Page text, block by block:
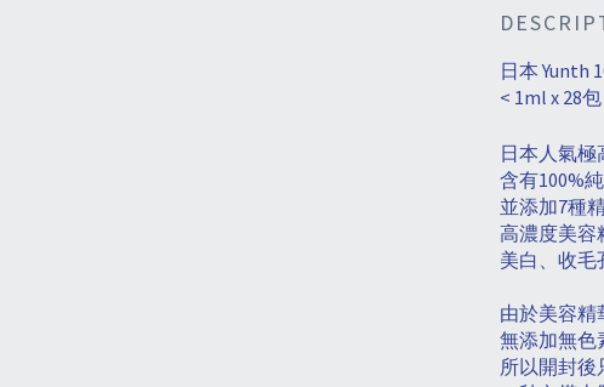
日本Yunth
< 1ml x 28包
日本人氣
含有100%
並添加7種
高濃度美容
美白、收毛
由於美容精
無添加無色
所以開封後